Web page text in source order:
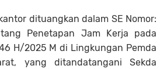
dituangkan dalam SE Nomor:
Penetapan Jam Kerja pada
H/2025 M di Lingkungan Pemda
yang ditandatangani Sekda